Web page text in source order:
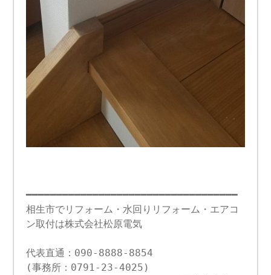
━━━━━━━━━━━━━━━━━━━━━━━━━━━━━━━━━━━
相生市でリフォーム・水回りリフォーム・エアコ
ン取付は株式会社松原電気
代表直通：090-8888-8854
(事務所：0791-23-4025)